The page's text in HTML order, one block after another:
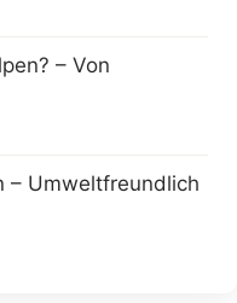
– Von
– Umweltfreundlich